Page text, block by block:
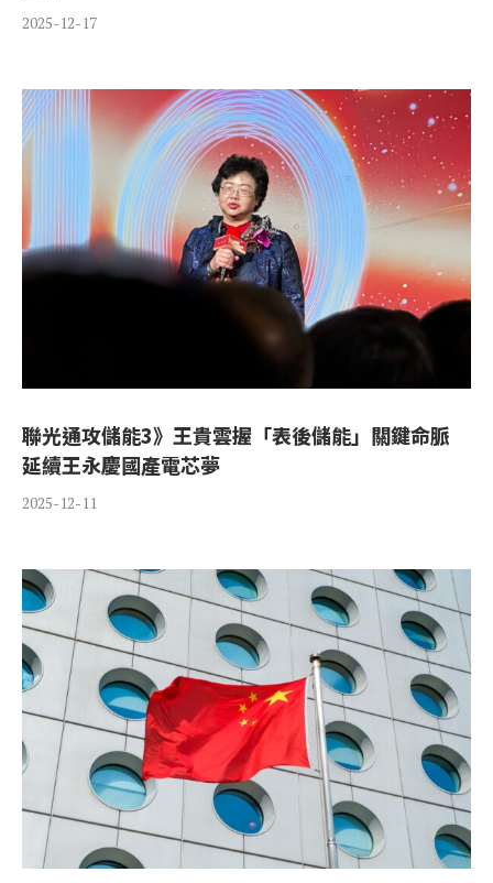
2025-12-17
聯光通攻儲能3》王貴雲握「表後儲能」關鍵命脈
延續王永慶國產電芯夢
2025-12-11